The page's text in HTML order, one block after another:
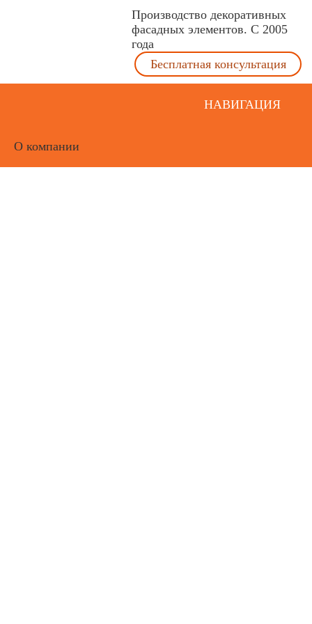
Производство декоративных
фасадных элементов. С 2005
года
Бесплатная консультация
НАВИГАЦИЯ
О компании